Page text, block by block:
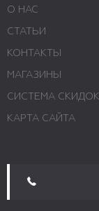
О НАС
СТАТЬИ
КОНТАКТЫ
МАГАЗИНЫ
СИСТЕМА СКИДОК
КАРТА САЙТА